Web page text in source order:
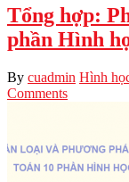
Tổng hợp:
phần Hình
By cuadmin Hình
Comments